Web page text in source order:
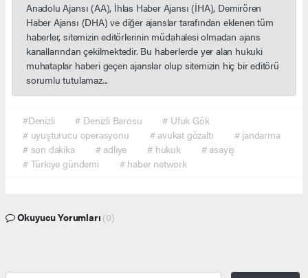
Anadolu Ajansı (AA), İhlas Haber Ajansı (İHA), Demirören
Haber Ajansı (DHA) ve diğer ajanslar tarafından eklenen tüm
haberler, sitemizin editörlerinin müdahalesi olmadan ajans
kanallarından çekilmektedir. Bu haberlerde yer alan hukuki
muhataplar haberi geçen ajanslar olup sitemizin hiç bir editörü
sorumlu tutulamaz...
#Denizli # Denizli Barosu
# Ufuk Gök
# uyuşturucu operasyonu
# avukat gözaltı
# jandarma
# son dakika
# adliye # hukuk
# asayiş
# Türkiye gündemi
# haber network
Okuyucu Yorumları (0)